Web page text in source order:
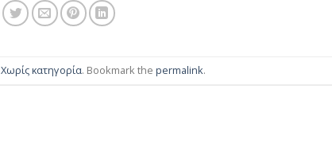
Χωρίς κατηγορία. Bookmark the permalink.